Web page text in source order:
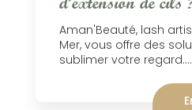
Aman'Beauté, lash
Mer, vous offre des
sublimer votre regard....